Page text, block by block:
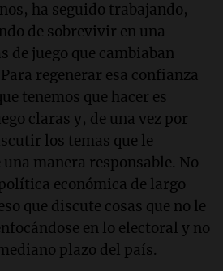
ha seguido trabajando,
de sobrevivir en una
de juego que cambiaban
regenerar esa confianza
tenemos que hacer es
claras y, de una vez por
los temas que le
manera responsable. No
económica de largo
que discute cosas que no le
en lo electoral y no
plazo del país.